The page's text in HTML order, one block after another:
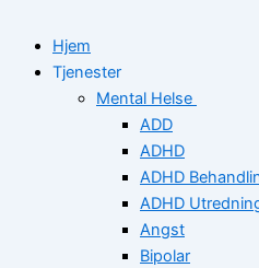
Hjem
Tjenester
Mental Helse
ADD
ADHD
ADHD
ADHD
Angst
Bipolar